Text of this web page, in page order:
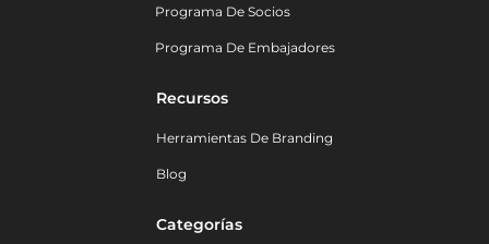
Programa De Socios
Programa De Embajadores
Recursos
Herramientas De Branding
Blog
Categorías